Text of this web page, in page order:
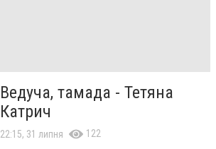
Ведуча, тамада - Тетяна
Катрич
22:15, 31 липня 122